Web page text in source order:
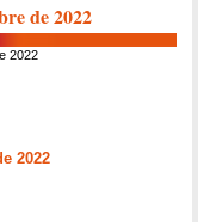
de 2022
2022
2022